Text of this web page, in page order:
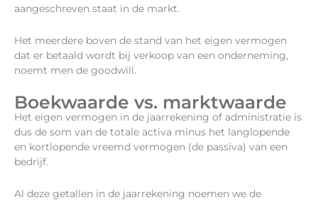
aangeschreven staat in de markt.
Het meerdere boven de stand van het eigen vermogen
dat er betaald wordt bij verkoop van een onderneming,
noemt men de goodwill.
Boekwaarde vs. marktwaarde
Het eigen vermogen in de jaarrekening of administratie is
dus de som van de totale activa minus het langlopende
en kortlopende vreemd vermogen (de passiva) van een
bedrijf.
Al deze getallen in de jaarrekening noemen we de